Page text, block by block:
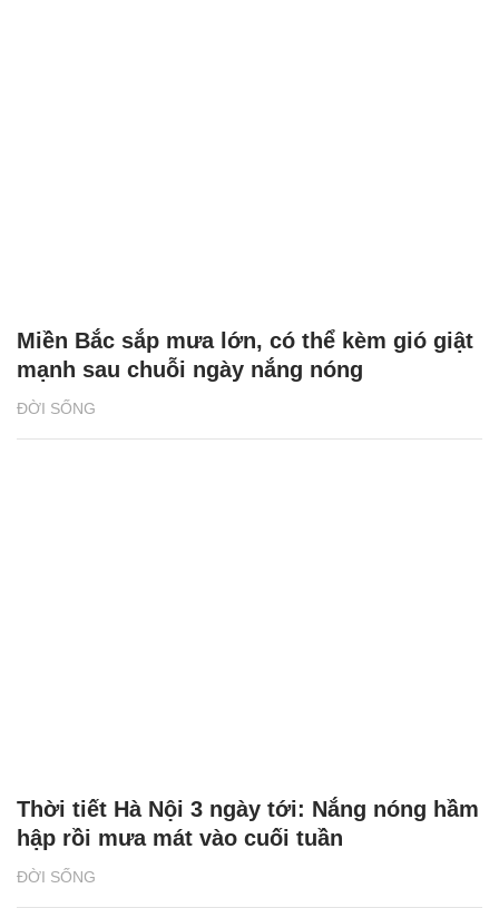
ĐỜI SỐNG
Miền Bắc sắp mưa lớn, có thể kèm gió giật
mạnh sau chuỗi ngày nắng nóng
ĐỜI SỐNG
Thời tiết Hà Nội 3 ngày tới: Nắng nóng hầm
hập rồi mưa mát vào cuối tuần